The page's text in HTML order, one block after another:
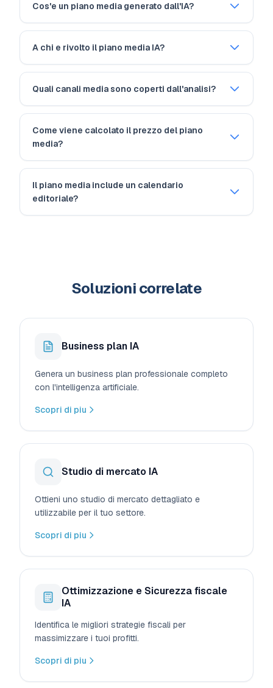
Cos'e un piano media generato dall'IA?
A chi e rivolto il piano media IA?
Quali canali media sono coperti dall'analisi?
Come viene calcolato il prezzo del piano
media?
Il piano media include un calendario
editoriale?
Soluzioni correlate
Business plan IA
Genera un business plan professionale completo
con l'intelligenza artificiale.
Scopri di piu
Studio di mercato IA
Ottieni uno studio di mercato dettagliato e
utilizzabile per il tuo settore.
Scopri di piu
Ottimizzazione e Sicurezza fiscale
IA
Identifica le migliori strategie fiscali per
massimizzare i tuoi profitti.
Scopri di piu